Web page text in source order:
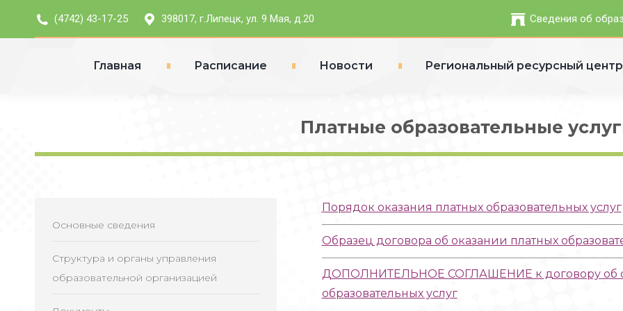
(4742) 43-17-25 398017, г.Липецк, ул. 9 Мая, д.20 Сведения об
Главная Расписание Новости Региональный ресурсный центр
Платные образовательные
Порядок оказания платных образовательных услуг
Образец договора об оказании платных
ДОПОЛНИТЕЛЬНОЕ СОГЛАШЕНИЕ к договору об
образовательных услуг
Основные сведения
Структура и органы управления
образовательной организацией